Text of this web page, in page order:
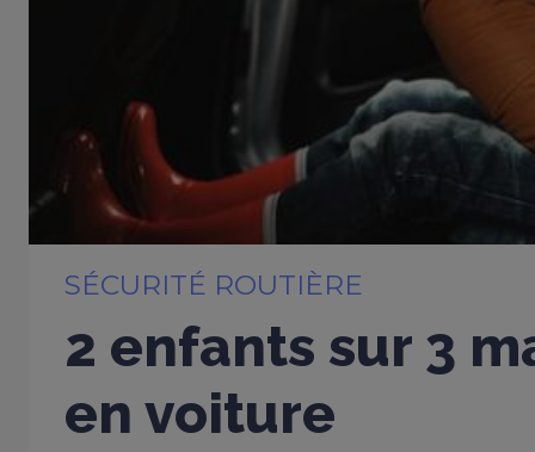
SÉCURITÉ ROUTIÈRE
2 enfants sur 3
en voiture